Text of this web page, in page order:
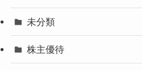
未分類
株主優待